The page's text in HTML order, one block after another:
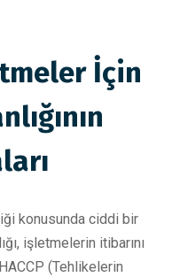
İçin
konusunda ciddi bir
işletmelerin itibarını
(Tehlikelerin